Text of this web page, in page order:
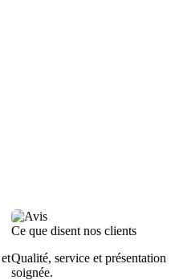
Ce que disent nos clients
Qualité, service et présentation
soignée.